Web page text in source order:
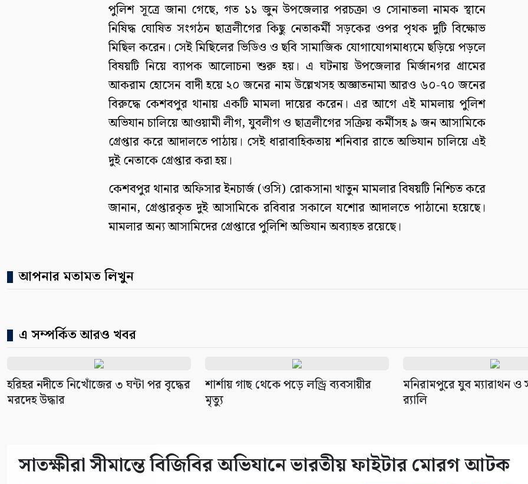
পুলিশ সূত্রে জানা গেছে, গত ১১ জুন উপজেলার পরচক্রা ও সোনাতলা নামক স্থানে
নিষিদ্ধ ঘোষিত সংগঠন ছাত্রলীগের কিছু নেতাকর্মী সড়কের ওপর পৃথক দুটি বিক্ষোভ
মিছিল করেন। সেই মিছিলের ভিডিও ও ছবি সামাজিক যোগাযোগমাধ্যমে ছড়িয়ে পড়লে
বিষয়টি নিয়ে ব্যাপক আলোচনা শুরু হয়। এ ঘটনায় উপজেলার মির্জানগর গ্রামের
আকরাম হোসেন বাদী হয়ে ২০ জনের নাম উল্লেখসহ অজ্ঞাতনামা আরও ৬০-৭০ জনের
বিরুদ্ধে কেশবপুর থানায় একটি মামলা দায়ের করেন। এর আগে এই মামলায় পুলিশ
অভিযান চালিয়ে আওয়ামী লীগ, যুবলীগ ও ছাত্রলীগের সক্রিয় কর্মীসহ ৯ জন আসামিকে
গ্রেপ্তার করে আদালতে পাঠায়। সেই ধারাবাহিকতায় শনিবার রাতে অভিযান চালিয়ে এই
দুই নেতাকে গ্রেপ্তার করা হয়।
কেশবপুর থানার অফিসার ইনচার্জ (ওসি) রোকসানা খাতুন মামলার বিষয়টি নিশ্চিত করে
জানান, গ্রেপ্তারকৃত দুই আসামিকে রবিবার সকালে যশোর আদালতে পাঠানো হয়েছে।
মামলার অন্য আসামিদের গ্রেপ্তারে পুলিশি অভিযান অব্যাহত রয়েছে।
আপনার মতামত লিখুন
এ সম্পর্কিত আরও খবর
হরিহর নদীতে নিখোঁজের ৩ ঘন্টা পর বৃদ্ধের
মরদেহ উদ্ধার
শার্শায় গাছ থেকে পড়ে লন্ড্রি ব্যবসায়ীর
মৃত্যু
মনিরামপুরে যুব ম্যারাথন
র‌্যালি
সাতক্ষীরা সীমান্তে বিজিবির অভিযানে ভারতীয় ফাইটার মোরগ আটক